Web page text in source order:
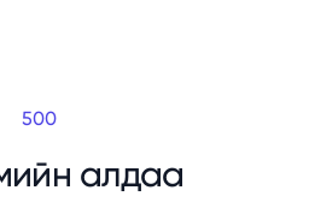
500
алдаа